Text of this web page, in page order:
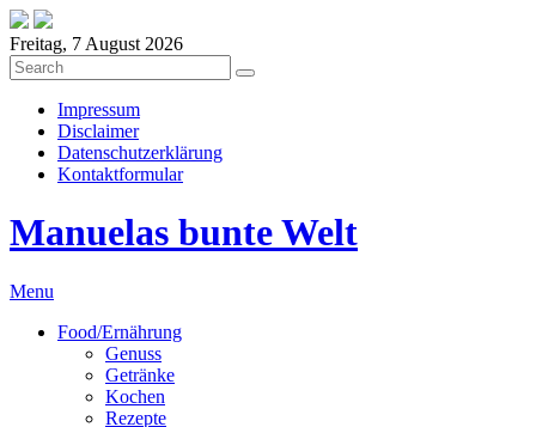
Freitag, 7 August 2026
Impressum
Disclaimer
Datenschutzerklärung
Kontaktformular
Manuelas bunte Welt
Menu
Food/Ernährung
Genuss
Getränke
Kochen
Rezepte